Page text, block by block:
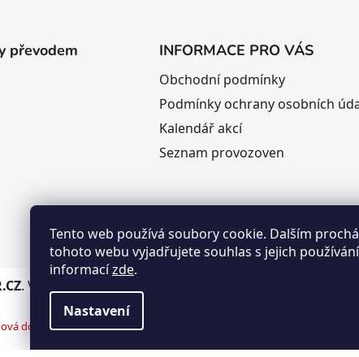
Tento web používá soubory cookie. Dalším
tohoto webu vyjadřujete souhlas s jejich
informacízde.
Nastavení
převodem INFORMACE PRO VÁS
Obchodní podmínky
Podmínky ochrany osobních
Kalendář akcí
Seznam provozoven
. Všechna práva vyhrazena.
dostupnost je orientační a může se lišit podle aktuálních objednávek a